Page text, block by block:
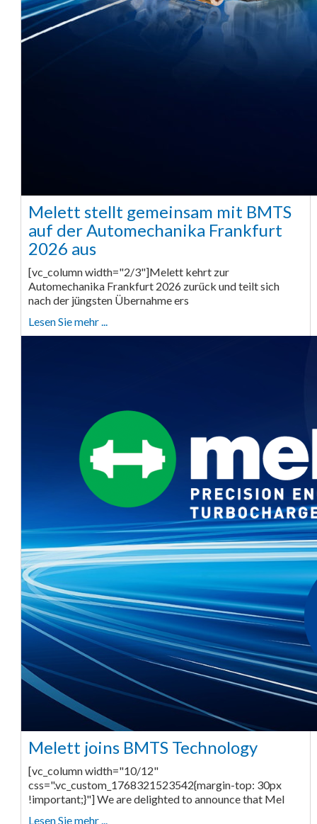
Melett stellt gemeinsam mit BMTS
auf der Automechanika Frankfurt
2026 aus
[vc_column width="2/3"]Melett kehrt zur
Automechanika Frankfurt 2026 zurück und teilt sich
nach der jüngsten Übernahme ers
Lesen Sie mehr ...
Melett joins BMTS Technology
[vc_column width="10/12"
css=".vc_custom_1768321523542{margin-top: 30px
!important;}"] We are delighted to announce that Mel
Lesen Sie mehr ...